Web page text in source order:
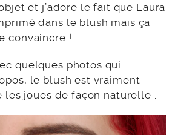
et j’adore le fait que Laura
dans le blush mais ça
convaincre !
quelques photos qui
le blush est vraiment
les joues de façon naturelle :